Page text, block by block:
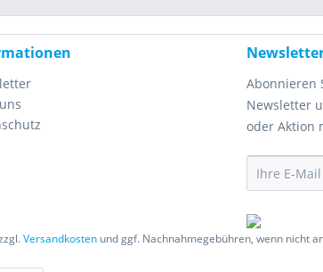
Abonnieren
Newsletter
oder Aktion
Versandkosten und ggf. Nachnahmegebühren, wenn nicht